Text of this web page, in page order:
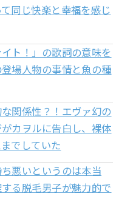
同じ快楽と幸福を感じ
ト！」の歌詞の意味を
場人物の事情と魚の種
関係性？！エヴァ幻の
カヲルに告白し、裸体
でしていた
悪いというのは本当
る脱毛男子が魅力的で